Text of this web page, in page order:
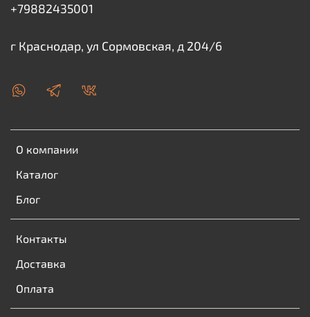
О компании
Каталог
Блог
Контакты
Доставка
Оплата
+79882435001
г Краснодар, ул Сормовская, д 204/6